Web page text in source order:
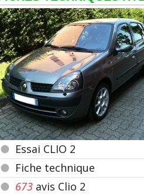
Essai CLIO 2
Fiche technique
673 avis Clio 2